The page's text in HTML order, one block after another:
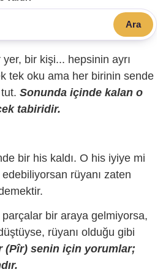
Ara
bir kişi... hepsinin ayrı
tek oku ama her birinin sende
tut. Sonunda içinde kalan o
tabiridir.
bir his kaldı. O his iyiye mi
rüyanı zaten
parçalar bir araya gelmiyorsa,
rüyanı olduğu gibi
(Pîr) senin için yorumlar;